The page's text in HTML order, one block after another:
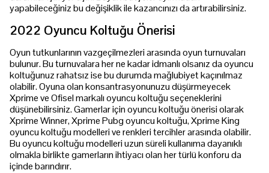
yapabileceğiniz bu değişiklik ile kazancınızı da artırabilirsiniz.
2022 Oyuncu Koltuğu Önerisi
Oyun tutkunlarının vazgeçilmezleri arasında oyun turnuvaları
bulunur. Bu turnuvalara her ne kadar idmanlı olsanız da oyuncu
koltuğunuz rahatsız ise bu durumda mağlubiyet kaçınılmaz
olabilir. Oyuna olan konsantrasyonunuzu düşürmeyecek
Xprime ve Ofisel markalı oyuncu koltuğu seçeneklerini
düşünebilirsiniz. Gamerlar için oyuncu koltuğu önerisi olarak
Xprime Winner, Xprime Pubg oyuncu koltuğu, Xprime King
oyuncu koltuğu modelleri ve renkleri tercihler arasında olabilir.
Bu oyuncu koltuğu modelleri uzun süreli kullanıma dayanıklı
olmakla birlikte gamerların ihtiyacı olan her türlü konforu da
içinde barındırır.